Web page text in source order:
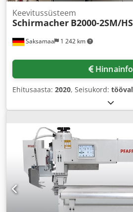
Saksamaa 1 242 km
Keevitussüsteem
Schirmacher B2000-2SM/
Hinnainfo
Ehitusaasta: 2020, Seisukord: